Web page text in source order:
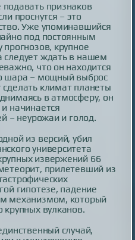
признаков
проснутся – это
Уже упоминавшийся
под постоянным
крупное
следует ждать в нашем
что он находится
шара – мощный выброс
климат планеты
в атмосферу, он
начинается
– неурожаи и голод.
из версий, убил
университета
извержений 66
прилетевший из
гипотезе, падение
механизмом, который
крупных вулканов.
случай,